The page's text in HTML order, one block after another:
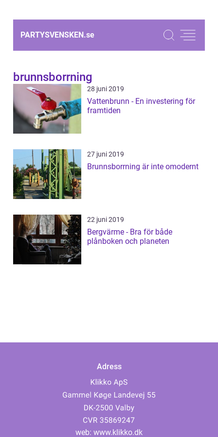
PARTYSVENSKEN.se
brunnsborrning
28 juni 2019
Vattenbrunn - En investering för
framtiden
27 juni 2019
Brunnsborrning är inte omodernt
22 juni 2019
Bergvärme - Bra för både
plånboken och planeten
Adress
web: www.klikko.dk